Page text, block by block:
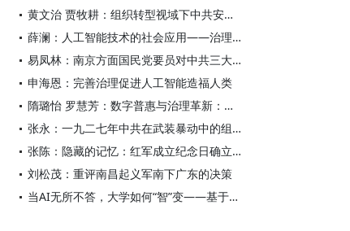
黄文治 贾牧耕：组织转型视域下中共安徽省临时委员会的“两建两废”（1927—1931）
薛澜：人工智能技术的社会应用——治理挑战
易凤林：南京方面国民党要员对中共三大起义的反应
申海恩：完善治理促进人工智能造福人类
隋璐怡 罗慧芳：数字普惠与治理革新：中国人工智能赋能全球南方发展
张永：一九二七年中共在武装暴动中的组织转型
张陈：隐藏的记忆：红军成立纪念日确立前中共对南昌起义的纪念
刘松茂：重评南昌起义军南下广东的决策
当AI无所不答，大学如何“智”变——基于全国400余所高校本科生AI使用情况的调查与思考